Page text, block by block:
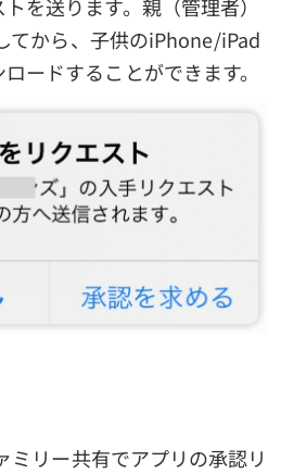
を送ります。親（管理者）
てから、子供のiPhone/iPad
ードすることができます。
リー共有でアプリの承認リ